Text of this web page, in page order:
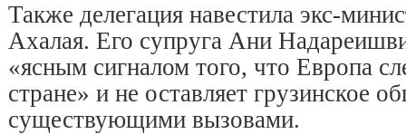
Также делегация навестила экс-
Ахалая. Его супруга Ани
«ясным сигналом того, что Европа
стране» и не оставляет грузинское
существующими вызовами.